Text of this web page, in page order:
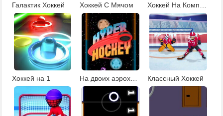
Галактик Хоккей Хоккей С Мячом
Хоккей на 1 На двоих аэрохоккей Классный Хоккей